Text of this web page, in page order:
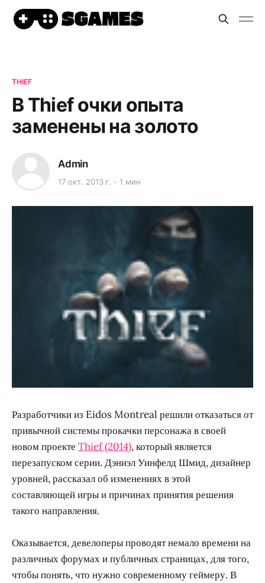
THIEF
В Thief очки опыта
заменены на золото
Admin
17 окт. 2013 г. 1 мин
Разработчики из Eidos Montreal решили отказаться от
привычной системы прокачки персонажа в своей
новом проекте Thief (2014), который является
перезапуском серии. Дэниэл Уинфелд Шмид, дизайнер
уровней, рассказал об изменениях в этой
составляющей игры и причинах принятия решения
такого направления.
Оказывается, девелоперы проводят немало времени на
различных форумах и публичных страницах, для того,
чтобы понять, что нужно современному геймеру. В